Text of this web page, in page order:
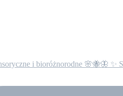
i bioróżnorodne 🌸🐝🦋